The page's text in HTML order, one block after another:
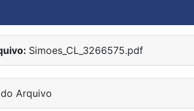
Simoes_CL_3266575.pdf
Arquivo